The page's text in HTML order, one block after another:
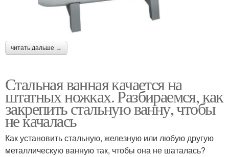
читать дальше →
Стальная ванная качается на
штатных ножках. Разбираемся, как
закрепить стальную ванну, чтобы
не качалась
Как установить стальную, железную или любую другую
металлическую ванную так, чтобы она не шаталась?